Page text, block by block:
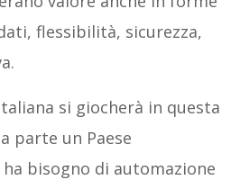
flessibilità, sicurezza,
si giocherà in questa
parte un Paese
bisogno di automazione